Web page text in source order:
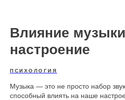
Влияние
настроение
ПСИХОЛОГИЯ
Музыка — это не просто набор
способный влиять на наше